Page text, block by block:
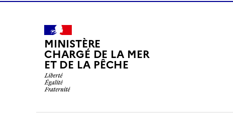
MINISTÈRE
CHARGÉ DE LA MER
ET DE LA PÊCHE